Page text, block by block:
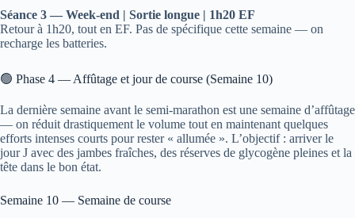
Séance 3 — Week-end | Sortie longue | 1h20 EF
Retour à 1h20, tout en EF. Pas de spécifique cette semaine — on
recharge les batteries.
🟢 Phase 4 — Affûtage et jour de course (Semaine 10)
La dernière semaine avant le semi-marathon est une semaine d’affûtage
— on réduit drastiquement le volume tout en maintenant quelques
efforts intenses courts pour rester « allumée ». L’objectif : arriver le
jour J avec des jambes fraîches, des réserves de glycogène pleines et la
tête dans le bon état.
Semaine 10 — Semaine de course